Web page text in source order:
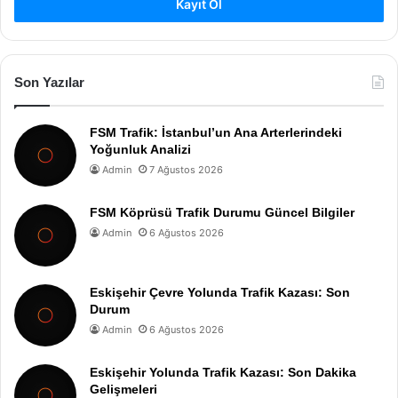
Kayıt Ol
Son Yazılar
FSM Trafik: İstanbul’un Ana Arterlerindeki
Yoğunluk Analizi
Admin 7 Ağustos 2026
FSM Köprüsü Trafik Durumu Güncel Bilgiler
Admin 6 Ağustos 2026
Eskişehir Çevre Yolunda Trafik Kazası: Son
Durum
Admin 6 Ağustos 2026
Eskişehir Yolunda Trafik Kazası: Son Dakika
Gelişmeleri